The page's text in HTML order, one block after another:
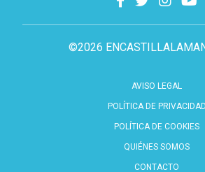
©2026
AVISO LEGAL
POLÍTICA DE PRIVACIDAD
POLÍTICA DE COOKIES
QUIÉNES SOMOS
CONTACTO